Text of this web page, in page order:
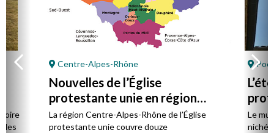
Centre-Alpes-Rhône
Nouvelles de l’Église
protestante unie en région
Centre-Alpes-Rhône
La région Centre-Alpes-Rhône de l’Église
protestante unie couvre douze
Le
niché